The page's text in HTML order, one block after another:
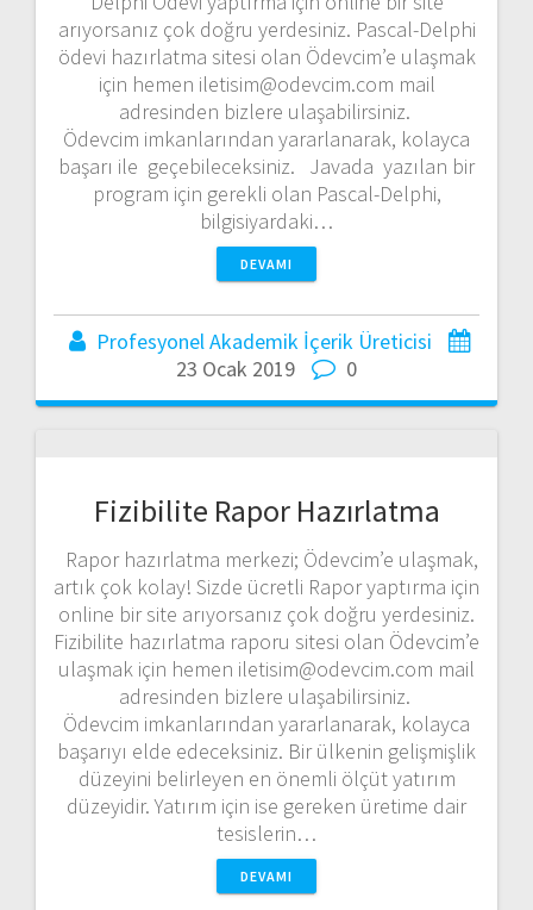
arıyorsanız çok doğru yerdesiniz. Pascal-Delphi
ödevi hazırlatma sitesi olan Ödevcim’e ulaşmak
için hemen iletisim@odevcim.com mail
adresinden bizlere ulaşabilirsiniz.
Ödevcim imkanlarından yararlanarak, kolayca
başarı ile geçebileceksiniz. Javada yazılan bir
program için gerekli olan Pascal-Delphi,
bilgisiyardaki…
DEVAMI
Profesyonel Akademik İçerik Üreticisi
23 Ocak 2019
0
Fizibilite Rapor Hazırlatma
Rapor hazırlatma merkezi; Ödevcim’e ulaşmak,
artık çok kolay! Sizde ücretli Rapor yaptırma için
online bir site arıyorsanız çok doğru yerdesiniz.
Fizibilite hazırlatma raporu sitesi olan Ödevcim’e
ulaşmak için hemen iletisim@odevcim.com mail
adresinden bizlere ulaşabilirsiniz.
Ödevcim imkanlarından yararlanarak, kolayca
başarıyı elde edeceksiniz. Bir ülkenin gelişmişlik
düzeyini belirleyen en önemli ölçüt yatırım
düzeyidir. Yatırım için ise gereken üretime dair
tesislerin…
DEVAMI